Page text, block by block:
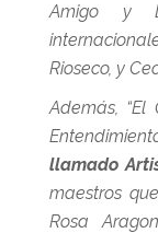
Amigo y
Rioseco, y
Además,
llamado
maestros
Rosa